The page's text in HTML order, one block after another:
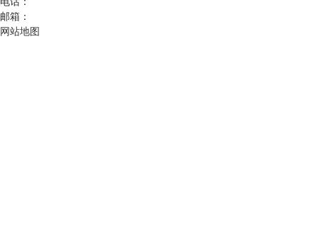
邮箱：
网站地图